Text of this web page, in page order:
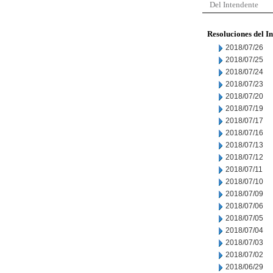
Del Intendente
Resoluciones del
2018/07/26
2018/07/25
2018/07/24
2018/07/23
2018/07/20
2018/07/19
2018/07/17
2018/07/16
2018/07/13
2018/07/12
2018/07/11
2018/07/10
2018/07/09
2018/07/06
2018/07/05
2018/07/04
2018/07/03
2018/07/02
2018/06/29